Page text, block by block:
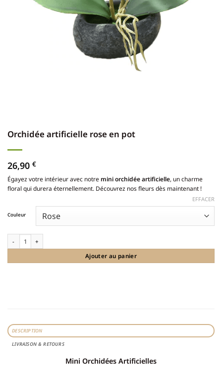
Orchidée artificielle rose en pot
26,90 €
Couleur
EFFACER
Ajouter au panier
Égayez votre intérieur avec notre mini orchidée artificielle, un charme
floral qui durera éternellement. Découvrez nos fleurs dès maintenant !
DESCRIPTION
LIVRAISON & RETOURS
Mini Orchidées Artificielles